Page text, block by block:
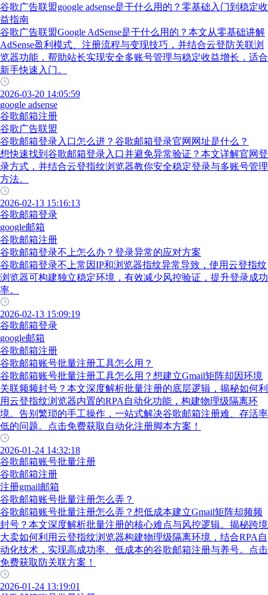
谷歌广告联盟google adsense是干什么用的？零基础入门到稳定收
益指南
谷歌广告联盟Google AdSense是干什么用的？本文从零基础讲解
AdSense盈利模式、注册流程与变现技巧，并结合云登防关联浏
览器功能，帮助站长实现安全多账号管理与稳定收益增长，适合
新手快速入门。
2026-03-20 14:05:59
google adsense
谷歌邮箱注册
谷歌广告联盟
谷歌邮箱登录入口怎么进？谷歌邮箱登录官网网址是什么？
想快速找到谷歌邮箱登录入口并避免异常验证？本文详解官网登
录方式，并结合云登指纹浏览器教你安全稳定登录与多账号管理
方法。
2026-02-13 15:16:13
谷歌邮箱登录
google邮箱
谷歌邮箱注册
谷歌邮箱登录不上怎么办？登录异常的应对方案
谷歌邮箱登录不上常因IP和浏览器指纹异常导致，使用云登指纹
浏览器可构建独立稳定环境，有效减少风控验证，提升登录成功
率。
2026-02-13 15:09:19
谷歌邮箱登录
google邮箱
谷歌邮箱注册
谷歌邮箱账号批量注册工具怎么用？
谷歌邮箱账号批量注册工具怎么用？想建立Gmail矩阵却因环境
关联频频封号？本文深度解析批量注册的底层逻辑，揭秘如何利
用云登指纹浏览器内置的RPA自动化功能，构建物理级隔离环
境。告别繁琐的手工操作，一站式解决谷歌邮箱注册难、存活率
低的问题。点击免费获取自动化注册脚本方案！
2026-01-24 14:32:18
谷歌邮箱账号批量注册
谷歌邮箱注册
注册gmail邮箱
谷歌邮箱账号批量注册怎么弄？
谷歌邮箱账号批量注册怎么弄？想低成本建立Gmail矩阵却频频
封号？本文深度解析批量注册的核心难点与风控逻辑。揭秘跨境
大卖如何利用云登指纹浏览器构建物理级隔离环境，结合RPA自
动化技术，实现高成功率、低成本的谷歌邮箱注册与养号。点击
免费获取防关联方案！
2026-01-24 13:19:01